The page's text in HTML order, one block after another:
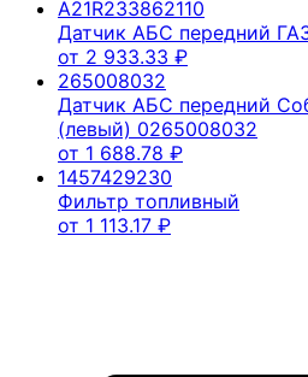
A21R233862110
Датчик АБС передний
от 2 933.33 ₽
265008032
Датчик АБС передний
(левый) 0265008032
от 1 688.78 ₽
1457429230
Фильтр топливный
от 1 113.17 ₽